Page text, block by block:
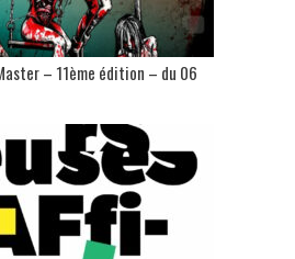
– 11ème édition – du 06